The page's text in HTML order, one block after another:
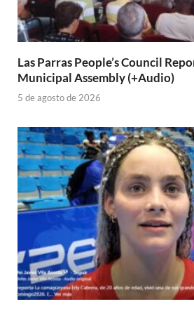
Las Parras People’s Council
Municipal Assembly (+Audio)
5 de agosto de 2026